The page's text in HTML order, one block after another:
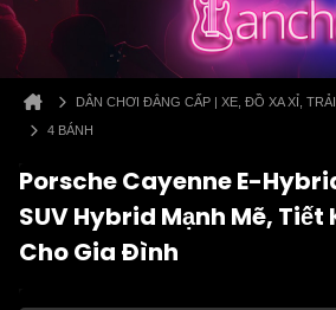
DÂN CHƠI ĐẲNG CẤP | XE, ĐỒ XA XỈ,
4 BÁNH
Porsche Cayenne E-
SUV Hybrid Mạnh Mẽ, Tiết
Cho Gia Đình